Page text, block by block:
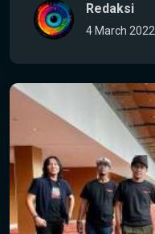
Redaksi
4 March 2022